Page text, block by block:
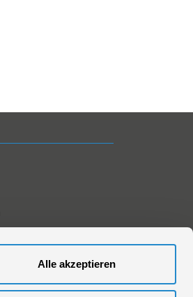
Alle akzeptieren